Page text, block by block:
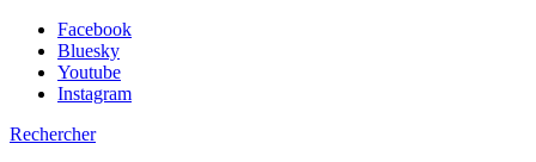
Facebook
Bluesky
Youtube
Instagram
Rechercher